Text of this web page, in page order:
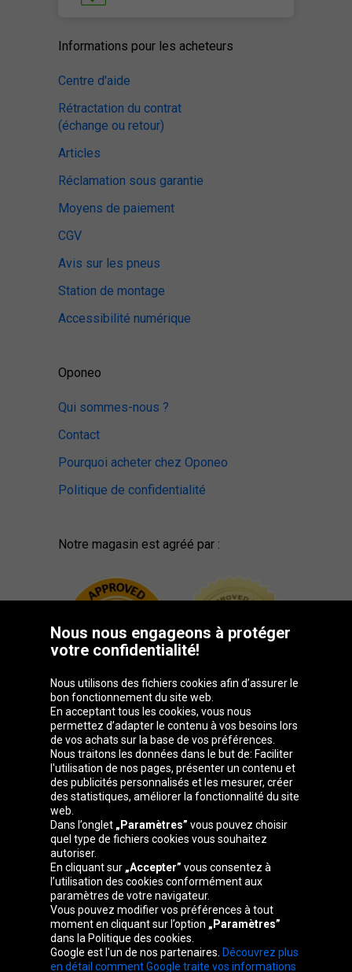
Informations pour les acheteurs
Centre d'aide
Rétractation du contrat
(échange ou retour)
Articles
Réclamation sous garantie
Moyens de paiement
CGV
Avis sur les pneus
Station de montage
Accessibilité numérique
Oponeo
Qui sommes-nous ?
Contact
Pourquoi acheter chez Oponeo
Politique de confidentialité
Notre magasin est agréé par :
Groupe Oponeo
Česká
republika
Deutschland Éire España
France Italia Magyarország Nederland
Österreich Polska
Slovenská
republika
United
Kingdom
Nous nous engageons à protéger
votre confidentialité!
Nous utilisons des fichiers cookies afin d’assurer le
bon fonctionnement du site web.
En acceptant tous les cookies, vous nous
permettez d’adapter le contenu à vos besoins lors
de vos achats sur la base de vos préférences.
Nous traitons les données dans le but de: Faciliter
l'utilisation de nos pages, présenter un contenu et
des publicités personnalisés et les mesurer, créer
des statistiques, améliorer la fonctionnalité du site
web.
Dans l’onglet „Paramètres” vous pouvez choisir
quel type de fichiers cookies vous souhaitez
autoriser.
En cliquant sur „Accepter” vous consentez à
l’utilisation des cookies conformément aux
paramètres de votre navigateur.
Vous pouvez modifier vos préférences à tout
moment en cliquant sur l’option „Paramètres”
dans la Politique des cookies.
Google est l'un de nos partenaires. Découvrez plus
en détail comment Google traite vos informations